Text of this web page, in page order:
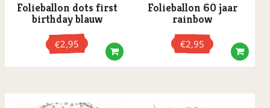
Folieballon dots first
birthday blauw
€2,95
Folieballon 60 jaar
rainbow
€2,95